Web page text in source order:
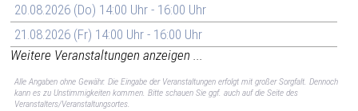
20.08.2026 (Do) 14:00 Uhr - 16:00 Uhr
21.08.2026 (Fr) 14:00 Uhr - 16:00 Uhr
Weitere Veranstaltungen anzeigen ...
Alle Angaben ohne Gewähr. Die Eingabe der Veranstaltungen erfolgt mit großer Sorgfalt. Dennoch
kann es zu Unstimmigkeiten kommen. Bitte schauen Sie ggf. auch auf die Seite des
Veranstalters/Veranstaltungsortes.